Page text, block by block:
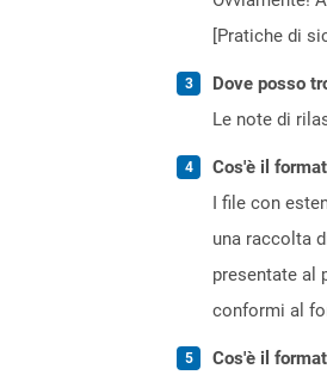
[Pratiche di
Dove posso
Le note di
Cos'è il
I file con
una raccolta
presentate al
conformi al
Cos'è il